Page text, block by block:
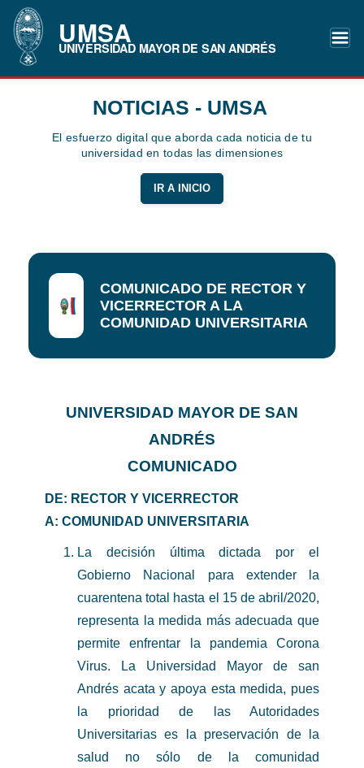
UMSA
UNIVERSIDAD MAYOR DE SAN ANDRÉS
NOTICIAS - UMSA
El esfuerzo digital que aborda cada noticia de tu
universidad en todas las dimensiones
IR A INICIO
COMUNICADO DE RECTOR Y
VICERRECTOR A LA
COMUNIDAD UNIVERSITARIA
UNIVERSIDAD MAYOR DE SAN
ANDRÉS
COMUNICADO
DE: RECTOR Y VICERRECTOR
A: COMUNIDAD UNIVERSITARIA
La decisión última dictada por el
Gobierno Nacional para extender la
cuarentena total hasta el 15 de abril/2020,
representa la medida más adecuada que
permite enfrentar la pandemia Corona
Virus. La Universidad Mayor de san
Andrés acata y apoya esta medida, pues
la prioridad de las Autoridades
Universitarias es la preservación de la
salud no sólo de la comunidad